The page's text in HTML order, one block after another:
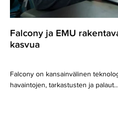
Falcony ja EMU
kasvua
Falcony on kansainvälinen
havaintojen, tarkastusten ja